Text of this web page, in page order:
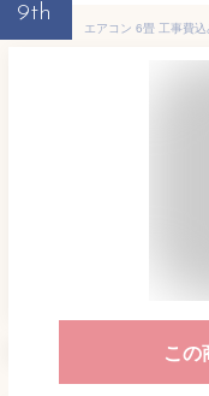
9th
この